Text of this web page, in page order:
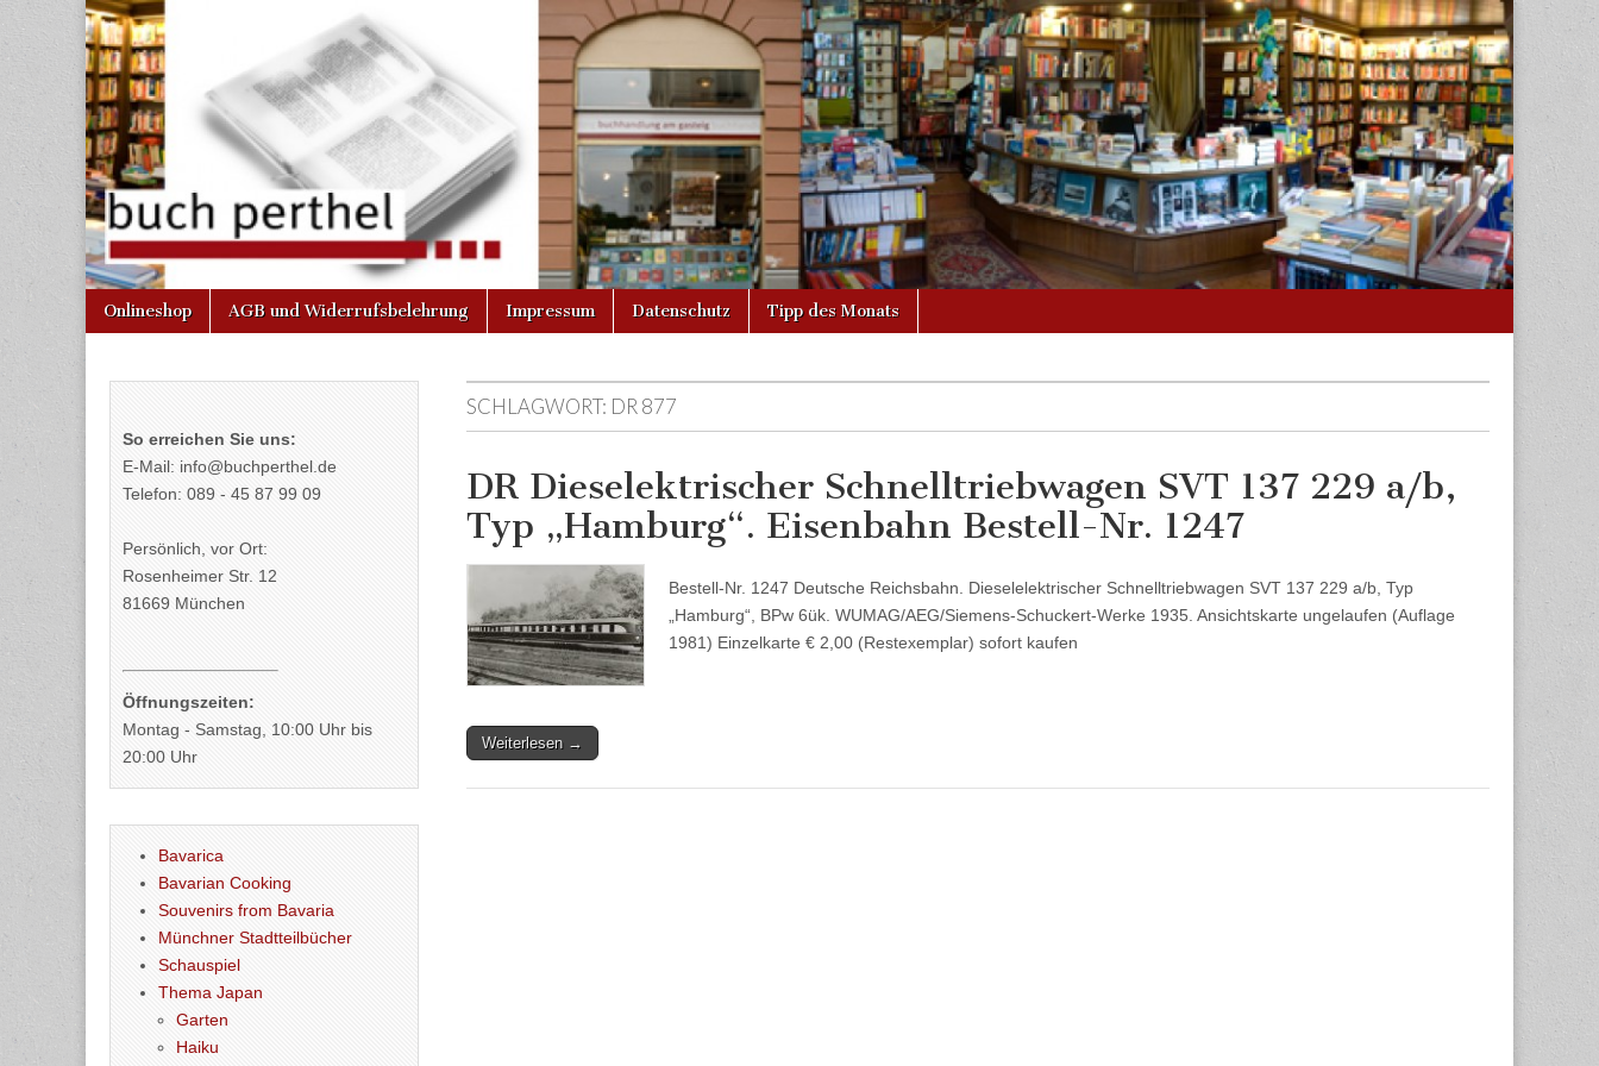
Buchhandlung
am Gasteig
Main
menu
Skip
Onlineshop AGB und Widerrufsbelehrung Impressum Datenschutz Tipp des Monats
SCHLAGWORT: DR 877
DR Dieselektrischer Schnelltriebwagen SVT 137 229 a/b,
Typ „Hamburg“. Eisenbahn Bestell-Nr. 1247
Bestell-Nr. 1247 Deutsche Reichsbahn. Dieselelektrischer Schnelltriebwagen SVT 137 229 a/b, Typ
„Hamburg“, BPw 6ük. WUMAG/AEG/Siemens-Schuckert-Werke 1935. Ansichtskarte ungelaufen (Auflage
1981) Einzelkarte € 2,00 (Restexemplar) sofort kaufen
Weiterlesen →
So erreichen Sie uns:
E-Mail: info@buchperthel.de
Telefon: 089 - 45 87 99 09
Persönlich, vor Ort:
Rosenheimer Str. 12
81669 München
Öffnungszeiten:
Montag - Samstag, 10:00 Uhr bis
20:00 Uhr
Bavarica
Bavarian Cooking
Souvenirs from Bavaria
Münchner Stadtteilbücher
Schauspiel
Thema Japan
Garten
Haiku